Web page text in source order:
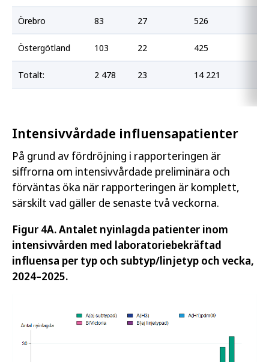
Örebro 83 27 526
Östergötland 103 22 425
Totalt: 2 478 23 14 221
Intensivvårdade influensapatienter
På grund av fördröjning i rapporteringen är
siffrorna om intensivvårdade preliminära och
förväntas öka när rapporteringen är komplett,
särskilt vad gäller de senaste två veckorna.
Figur 4A. Antalet nyinlagda patienter inom
intensivvården med laboratoriebekräftad
influensa per typ och subtyp/linjetyp och vecka,
2024–2025.